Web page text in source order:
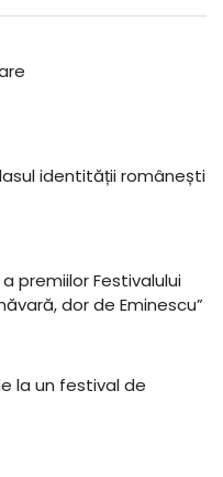
identității românești
premiilor Festivalului
dor de Eminescu”
la un festival de